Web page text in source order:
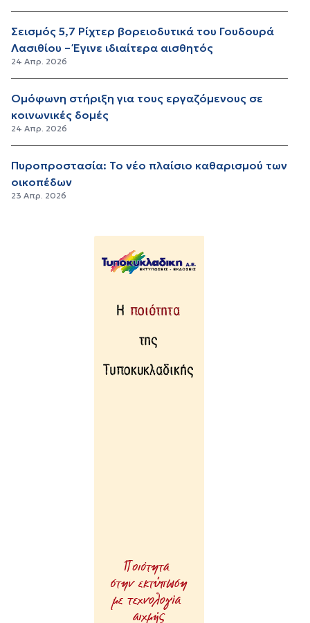
Σεισμός 5,7 Ρίχτερ βορειοδυτικά του Γουδουρά
Λασιθίου – Έγινε ιδιαίτερα αισθητός
24 Απρ. 2026
Ομόφωνη στήριξη για τους εργαζόμενους σε
κοινωνικές δομές
24 Απρ. 2026
Πυροπροστασία: Το νέο πλαίσιο καθαρισμού των
οικοπέδων
23 Απρ. 2026